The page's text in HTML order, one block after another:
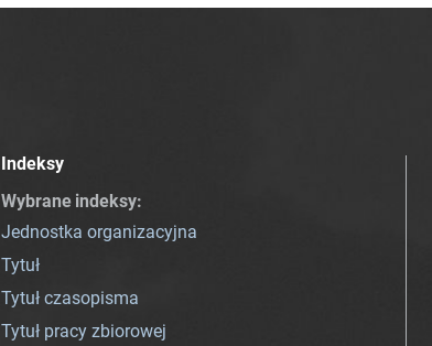
Indeksy
Wybrane indeksy:
Jednostka organizacyjna
Tytuł
Tytuł czasopisma
Tytuł pracy zbiorowej